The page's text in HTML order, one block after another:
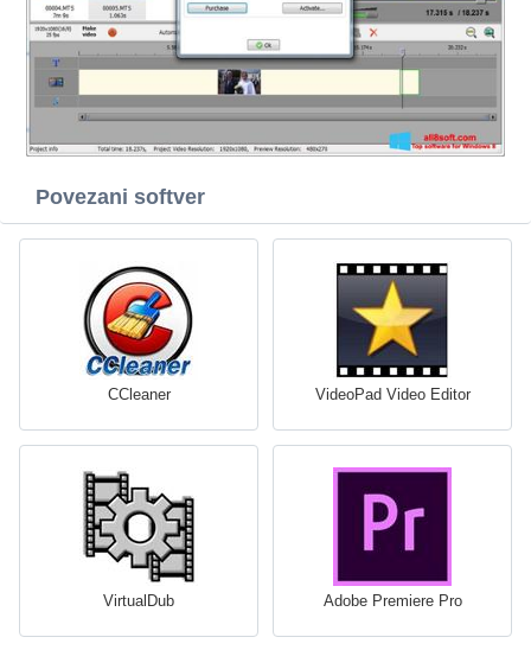
Povezani softver
CCleaner VideoPad Video Editor
VirtualDub Adobe Premiere Pro